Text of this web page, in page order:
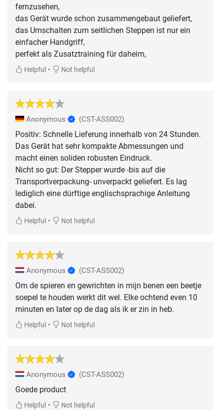
fernzusehen,
das Gerät wurde schon zusammengebaut geliefert,
das Umschalten zum seitlichen Steppen ist nur ein
einfacher Handgriff,
perfekt als Zusatztraining für daheim,
Helpful • Not helpful
Anonymous (CST-ASS002)
Positiv: Schnelle Lieferung innerhalb von 24 Stunden.
Das Gerät hat sehr kompakte Abmessungen und
macht einen soliden robusten Eindruck.
Nicht so gut: Der Stepper wurde -bis auf die
Transportverpackung- unverpackt geliefert. Es lag
lediglich eine dürftige englischsprachige Anleitung
dabei.
Helpful • Not helpful
Anonymous (CST-ASS002)
Om de spieren en gewrichten in mijn benen een beetje
soepel te houden werkt dit wel. Elke ochtend even 10
minuten en later op de dag als ik er zin in heb.
Helpful • Not helpful
Anonymous (CST-ASS002)
Goede product
Helpful • Not helpful